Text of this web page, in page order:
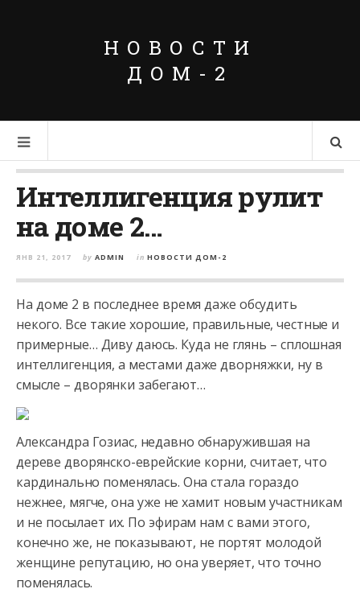
НОВОСТИ
ДОМ-2
Интеллигенция рулит
на доме 2…
ЯНВ 21, 2017 by ADMIN in НОВОСТИ ДОМ-2
На доме 2 в последнее время даже обсудить
некого. Все такие хорошие, правильные, честные и
примерные… Диву даюсь. Куда не глянь – сплошная
интеллигенция, а местами даже дворняжки, ну в
смысле – дворянки забегают…
Александра Гозиас, недавно обнаружившая на
дереве дворянско-еврейские корни, считает, что
кардинально поменялась. Она стала гораздо
нежнее, мягче, она уже не хамит новым участникам
и не посылает их. По эфирам нам с вами этого,
конечно же, не показывают, не портят молодой
женщине репутацию, но она уверяет, что точно
поменялась.